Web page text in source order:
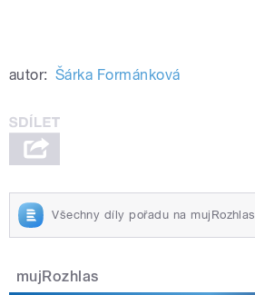
autor: Šárka Formánková
Všechny díly pořadu na mujRozhlas
mujRozhlas